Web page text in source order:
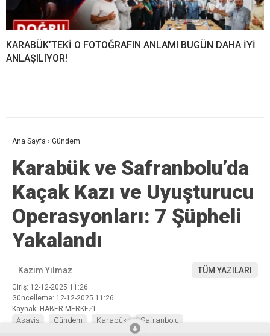
KARABÜK’TEKİ O FOTOĞRAFIN ANLAMI BUGÜN DAHA İYİ
ANLAŞILIYOR!
Ana Sayfa › Gündem
Karabük ve Safranbolu’da
Kaçak Kazı ve Uyuşturucu
Operasyonları: 7 Şüpheli
Yakalandı
Kazım Yılmaz TÜM YAZILARI
Giriş: 12-12-2025 11:26
Güncelleme: 12-12-2025 11:26
Kaynak: HABER MERKEZI
Asayiş Gündem Karabük Safranbolu